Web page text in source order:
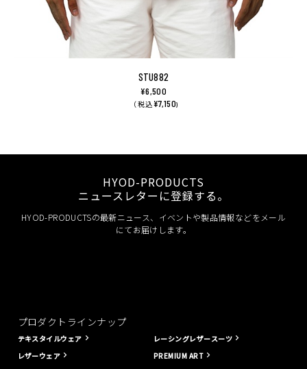
STU882
¥6,500
（ 税込¥7,150)
HYOD-PRODUCTS
ニュースレターに登録する。
HYOD-PRODUCTSの最新ニュース、イベントや製品情報などをメール
にてお届けします。
プロダクトラインナップ
テキスタイルウェア
レザーウェア
レーシングレザースーツ
PREMIUM ART